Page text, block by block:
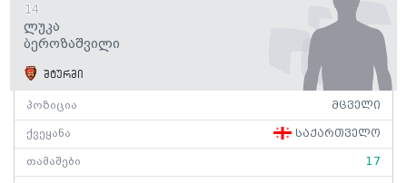
14
Ლუკა
Ბეროზაშვილი
შტურმი
პოზიცია მცველი
ქვეყანა საქართველო
თამაშები 17